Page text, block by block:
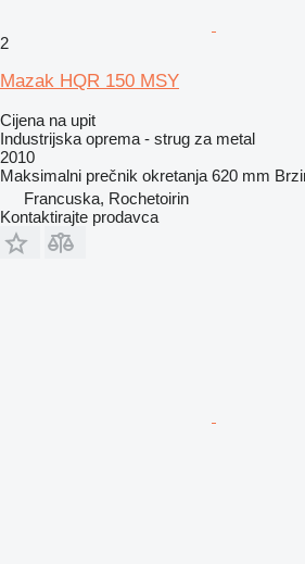
2
Mazak HQR 150 MSY
Cijena na upit
Industrijska oprema - strug za metal
2010
Maksimalni prečnik okretanja 620 mm
Francuska, Rochetoirin
Kontaktirajte prodavca